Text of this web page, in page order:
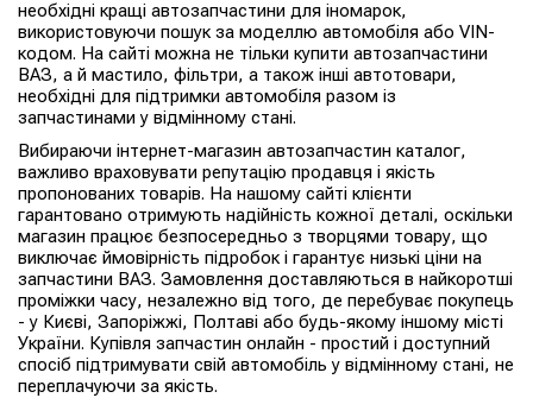
необхідні кращі автозапчастини для іномарок,
використовуючи пошук за моделлю автомобіля або VIN-
кодом. На сайті можна не тільки купити автозапчастини
ВАЗ, а й мастило, фільтри, а також інші автотовари,
необхідні для підтримки автомобіля разом із
запчастинами у відмінному стані.
Вибираючи інтернет-магазин автозапчастин каталог,
важливо враховувати репутацію продавця і якість
пропонованих товарів. На нашому сайті клієнти
гарантовано отримують надійність кожної деталі, оскільки
магазин працює безпосередньо з творцями товару, що
виключає ймовірність підробок і гарантує низькі ціни на
запчастини ВАЗ. Замовлення доставляються в найкоротші
проміжки часу, незалежно від того, де перебуває покупець
- у Києві, Запоріжжі, Полтаві або будь-якому іншому місті
України. Купівля запчастин онлайн - простий і доступний
спосіб підтримувати свій автомобіль у відмінному стані, не
переплачуючи за якість.